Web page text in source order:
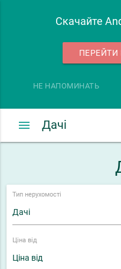
Скачайте
ПЕРЕЙТИ
НЕ НАПОМИНАТЬ
Дачі
menu
Тип нерухомості
Ціна від